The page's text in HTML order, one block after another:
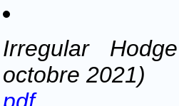
Irregular
octobre 2021)
pdf